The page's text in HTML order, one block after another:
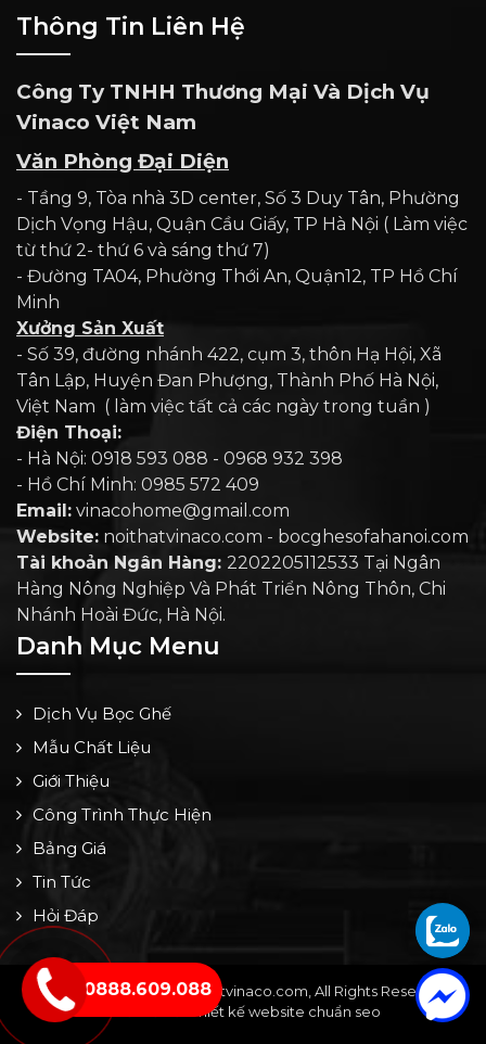
Thông Tin Liên Hệ
Công Ty TNHH Thương Mại Và Dịch Vụ
Vinaco Việt Nam
Văn Phòng Đại Diện
- Tầng 9, Tòa nhà 3D center, Số 3 Duy Tân, Phường
Dịch Vọng Hậu, Quận Cầu Giấy, TP Hà Nội ( Làm việc
từ thứ 2- thứ 6 và sáng thứ 7)
- Đường TA04, Phường Thới An, Quận12, TP Hồ Chí
Minh
Xưởng Sản Xuất
- Số 39, đường nhánh 422, cụm 3, thôn Hạ Hội, Xã
Tân Lập, Huyện Đan Phượng, Thành Phố Hà Nội,
Việt Nam ( làm việc tất cả các ngày trong tuần )
Điện Thoại:
- Hà Nội: 0918 593 088 - 0968 932 398
- Hồ Chí Minh: 0985 572 409
Email: vinacohome@gmail.com
Website: noithatvinaco.com - bocghesofahanoi.com
Tài khoản Ngân Hàng: 2202205112533 Tại Ngân
Hàng Nông Nghiệp Và Phát Triển Nông Thôn, Chi
Nhánh Hoài Đức, Hà Nội.
Danh Mục Menu
Dịch Vụ Bọc Ghế
Mẫu Chất Liệu
Giới Thiệu
Công Trình Thực Hiện
Bảng Giá
Tin Tức
Hỏi Đáp
Copyright © 2024 by noithatvinaco.com, All Rights Reserved -
Thiết kế bởi: Thiết kế website chuẩn seo
0888.609.088